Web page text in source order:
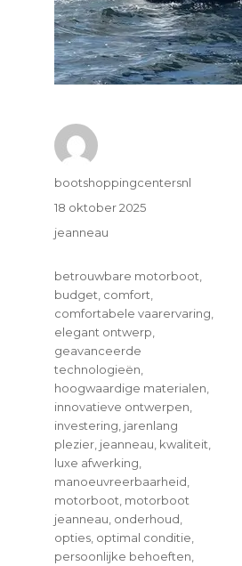
Author
bootshoppingcentersnl
Posted
on
18 oktober 2025
Categories
jeanneau
Tags
betrouwbare motorboot
budget comfort
comfortabele vaarervaring
elegant ontwerp
geavanceerde
technologieën
hoogwaardige materialen
innovatieve ontwerpen
investering jarenlang
plezier jeanneau kwaliteit
luxe afwerking
manoeuvreerbaarheid
motorboot motorboot
jeanneau onderhoud
opties optimal conditie
persoonlijke behoeften